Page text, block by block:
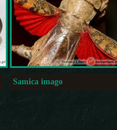
Samica imago